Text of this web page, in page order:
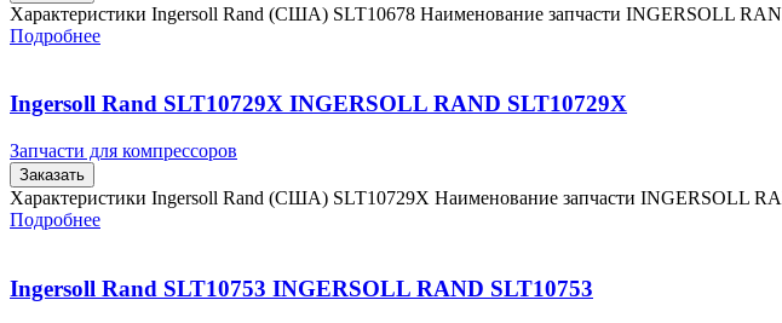
Характеристики Ingersoll Rand (США) SLT10678 Наименование запчасти INGERSOLL
Подробнее
Ingersoll Rand SLT10729X INGERSOLL RAND SLT10729X
Запчасти для компрессоров
Заказать
Характеристики Ingersoll Rand (США) SLT10729X Наименование запчасти INGERSOLL
Подробнее
Ingersoll Rand SLT10753 INGERSOLL RAND SLT10753